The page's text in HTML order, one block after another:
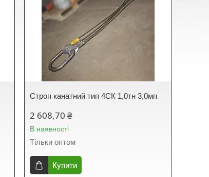
Строп канатний тип 4СК 1,0тн 3,0мп
2 608,70 ₴
В наявності
Тільки оптом
Купити